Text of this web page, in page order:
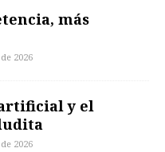
más
2026
y el
2026